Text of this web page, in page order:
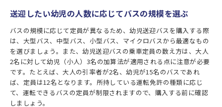
送迎したい幼児の人数に応じてバスの規模を選ぶ
バスの規模に応じて定員が異なるため、幼児送迎バスを購入する際
は、大型バス、中型バス、小型バス、マイクロバスから最適なもの
を選びましょう。また、幼児送迎バスの乗車定員の数え方は、大人
2名に対して幼児（小人）3名の加算法が適用される点に注意が必要
です。たとえば、大人の引率者が2名、幼児が15名のバスであれ
ば、定員は12名となります。所持している運転免許の種類に応じ
て、運転できるバスの定員が制限されますので、購入する前に確認
しましょう。